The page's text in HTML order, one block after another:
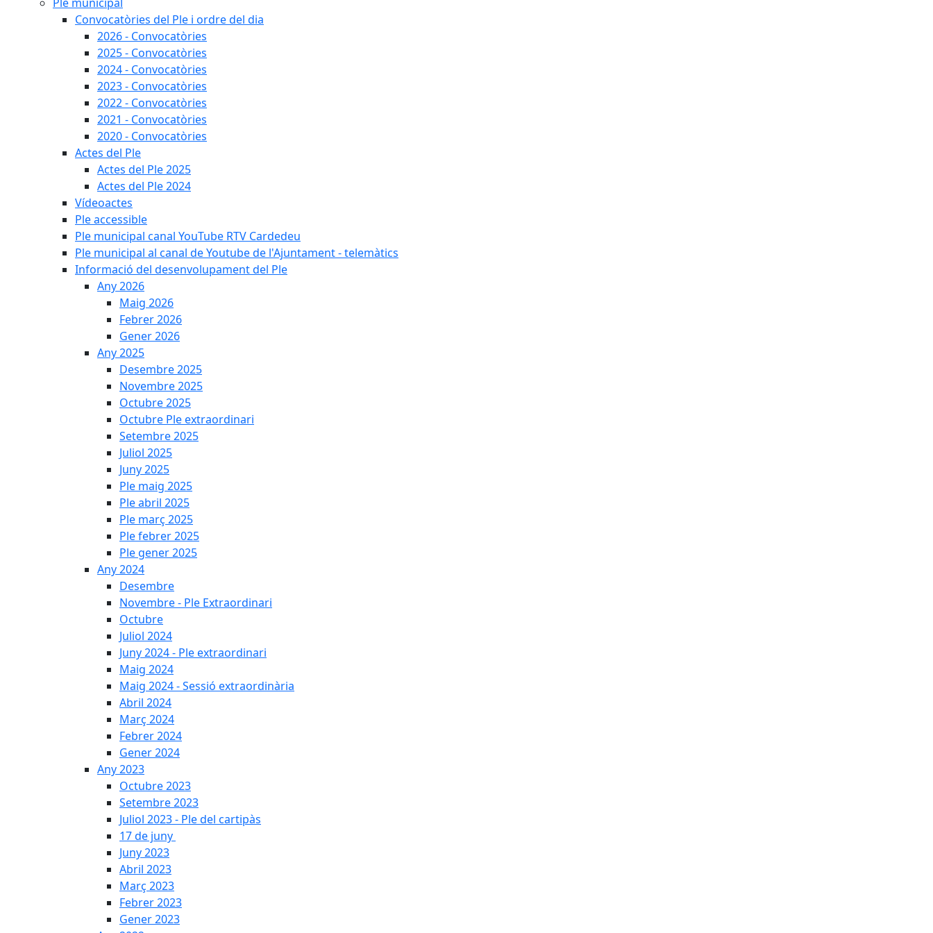
Convocatòries del Ple i ordre del dia
2026 - Convocatòries
2025 - Convocatòries
2024 - Convocatòries
2023 - Convocatòries
2022 - Convocatòries
2021 - Convocatòries
2020 - Convocatòries
Actes del Ple
Actes del Ple 2025
Actes del Ple 2024
Vídeoactes
Ple accessible
Ple municipal canal YouTube RTV Cardedeu
Ple municipal al canal de Youtube de l'Ajuntament - telemàtics
Informació del desenvolupament del Ple
Any 2026
Maig 2026
Febrer 2026
Gener 2026
Any 2025
Desembre 2025
Novembre 2025
Octubre 2025
Octubre Ple extraordinari
Setembre 2025
Juliol 2025
Juny 2025
Ple maig 2025
Ple abril 2025
Ple març 2025
Ple febrer 2025
Ple gener 2025
Any 2024
Desembre
Novembre - Ple Extraordinari
Octubre
Juliol 2024
Juny 2024 - Ple extraordinari
Maig 2024
Maig 2024 - Sessió extraordinària
Abril 2024
Març 2024
Febrer 2024
Gener 2024
Any 2023
Octubre 2023
Setembre 2023
Juliol 2023 - Ple del cartipàs
17 de juny
Juny 2023
Abril 2023
Març 2023
Febrer 2023
Gener 2023